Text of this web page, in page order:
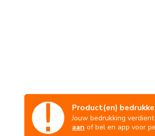
Product(en)
Jouw bedrukking
aan of bel en app voor